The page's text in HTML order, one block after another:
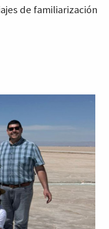
de familiarización